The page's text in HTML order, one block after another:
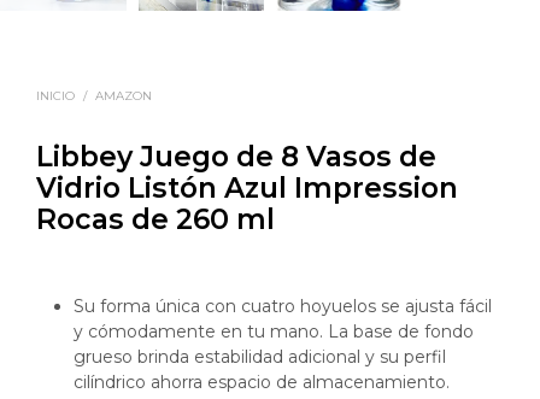
INICIO / AMAZON
Libbey Juego de 8 Vasos de
Vidrio Listón Azul Impression
Rocas de 260 ml
Su forma única con cuatro hoyuelos se ajusta fácil
y cómodamente en tu mano. La base de fondo
grueso brinda estabilidad adicional y su perfil
cilíndrico ahorra espacio de almacenamiento.